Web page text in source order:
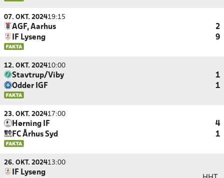
07. OKT. 202419:15
AGF, Aarhus
2
IF Lyseng
9
12. OKT. 202410:00
Stavtrup/Viby
1
Odder IGF
1
23. OKT. 202417:00
Hørning IF
4
FC Århus Syd
1
26. OKT. 202413:00
IF Lyseng